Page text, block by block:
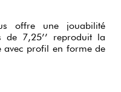
offre une jouabilité
de 7,25’’ reproduit la
avec profil en forme de